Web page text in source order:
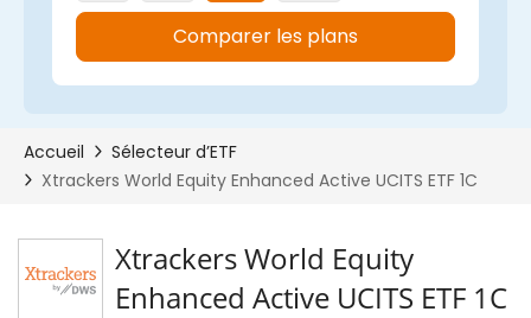
Xtrackers World Equity
Enhanced Active UCITS ETF 1C